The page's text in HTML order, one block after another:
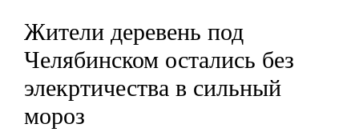
Жители деревень под
Челябинском остались без
элекртичества в сильный
мороз